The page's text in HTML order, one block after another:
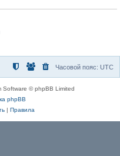
Часовой пояс: UTC
Software © phpBB Limited
phpBB
| Правила